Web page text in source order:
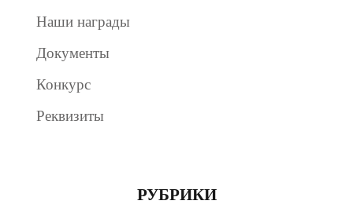
Наши награды
Документы
Конкурс
Реквизиты
РУБРИКИ